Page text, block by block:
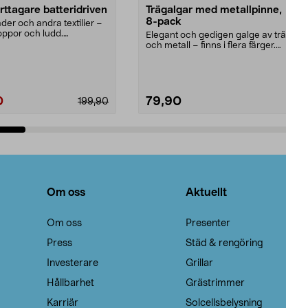
batteridriven
och andra textilier –
och ludd.
199,90
Trägalgar med metallpinne,
8-pack
Elegant och gedigen galge av trä
och metall – finns i flera färger.
79,90
Om oss
Om oss
Press
Investerare
Hållbarhet
Karriär
Aktuellt
Presenter
Städ & rengöring
Grillar
Grästrimmer
Solcellsbelysning